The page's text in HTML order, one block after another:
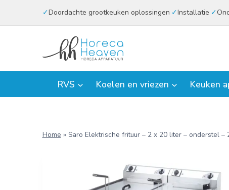
Doordachte grootkeuken oplossingen Installatie
RVS Koelen en vriezen Keuken
Home » Saro Elektrische frituur – 2 x 20 liter – onderstel –